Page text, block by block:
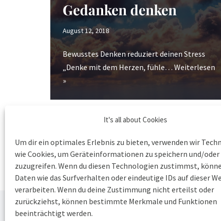
It's all about Cookies
Um dir ein optimales Erlebnis zu bieten, verwenden wir
wie Cookies, um Geräteinformationen zu speichern und/
zuzugreifen. Wenn du diesen Technologien zustimmst,
Daten wie das Surfverhalten oder eindeutige IDs auf dieser
verarbeiten. Wenn du deine Zustimmung nicht erteilst oder
zurückziehst, können bestimmte Merkmale und Funktionen
beeinträchtigt werden.
Gedanken denken
August 12, 2018
Bewusstes Denken reduziert deinen Stress
„Denke mit dem Herzen, fühle… Weiterlesen
»